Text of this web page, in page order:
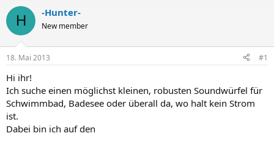
s
e
s
e
t
H -Hunter-
New member
18. Mai 2013 #1
Hi ihr!
Ich suche einen möglichst kleinen, robusten Soundwürfel für
Schwimmbad, Badesee oder überall da, wo halt kein Strom
ist.
Dabei bin ich auf den